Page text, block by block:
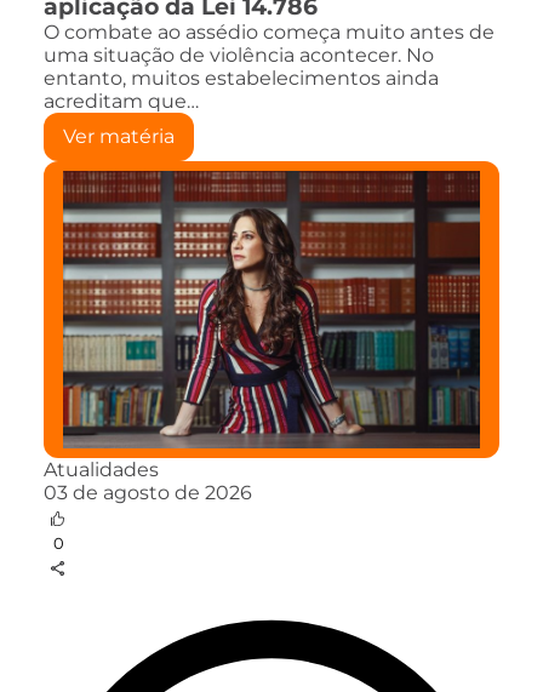
aplicação da Lei 14.786
O combate ao assédio começa muito antes de
uma situação de violência acontecer. No
entanto, muitos estabelecimentos ainda
acreditam que…
Ver matéria
Atualidades
03 de agosto de 2026
0